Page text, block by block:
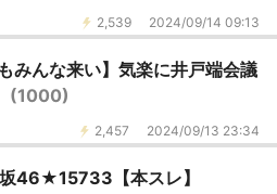
2,539 2024/09/14 09:13
みんな来い】気楽に井戸端会議
(1000)
2,457 2024/09/13 23:34
坂46★15733【本スレ】